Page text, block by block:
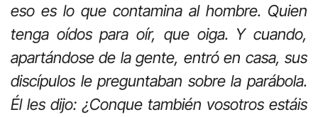
eso es lo que contamina al hombre. Quien
tenga oídos para oír, que oiga. Y cuando,
apartándose de la gente, entró en casa, sus
discípulos le preguntaban sobre la parábola.
Él les dijo: ¿Conque también vosotros estáis